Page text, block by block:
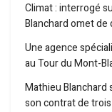
Climat : interrogé
Blanchard omet de
Une agence
au Tour du Mont-
Mathieu Blanchard
son contrat de